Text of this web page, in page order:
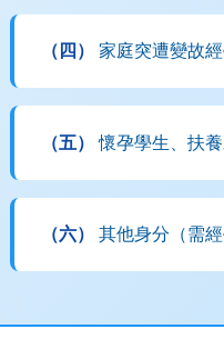
（四） 家庭突遭變故經
（五） 懷孕學生、扶養
（六） 其他身分（需